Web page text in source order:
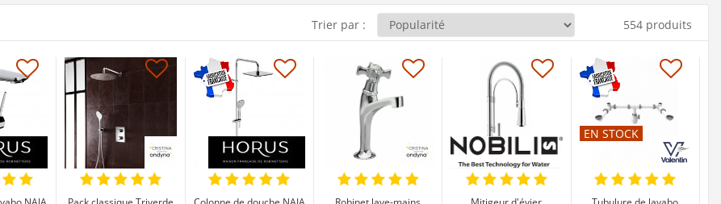
Trier par : 554 produits
EN STOCK